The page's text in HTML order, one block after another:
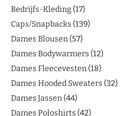
Bedrijfs-Kleding 17
Caps/Snapbacks 139
Dames Blousen 57
Dames Bodywarmers 12
Dames Fleecevesten 18
Dames Hooded Sweaters 32
Dames Jassen 44
Dames Poloshirts 42